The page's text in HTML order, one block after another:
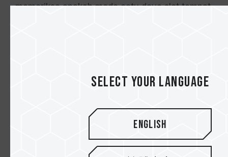
memeriksa apakah mode catu daya slot tempat
Select your language
English